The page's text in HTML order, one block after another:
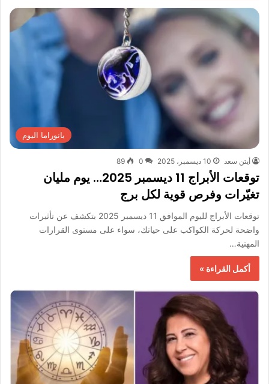
بانوراما اليوم
أيتن سعد 10 ديسمبر، 2025 0
89
توقعات الأبراج 11 ديسمبر 2025… يوم مليان
تغيّرات وفرص قوية لكل برج
توقعات الأبراج لليوم الموافق 11 ديسمبر 2025 بتكشف عن تأثيرات
واضحة لحركة الكواكب على حياتك، سواء على مستوى القرارات
المهنية…
أكمل القراءة »